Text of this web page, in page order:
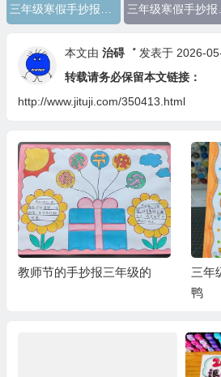
三年级寒假手抄报怎么做图片 三
本文由 治碍゛发表于 2026-
转载请务必保留本文链接：
http://www.jituji.com/350413.html
教师节的手抄报三年级的
三年
鸭